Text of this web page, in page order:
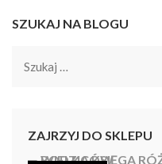
SZUKAJ NA BLOGU
Szukaj:
ZAJRZYJ DO SKLEPU